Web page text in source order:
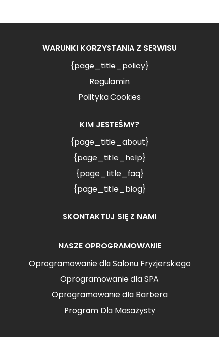
WARUNKI KORZYSTANIA Z SERWISU
{page_title_policy}
Regulamin
Polityka Cookies
KIM JESTEŚMY?
{page_title_about}
{page_title_help}
{page_title_faq}
{page_title_blog}
SKONTAKTUJ SIĘ Z NAMI
NASZE OPROGRAMOWANIE
Oprogramowanie dla Salonu Fryzjerskiego
Oprogramowanie dla SPA
Oprogramowanie dla Barbera
Program Dla Masażysty